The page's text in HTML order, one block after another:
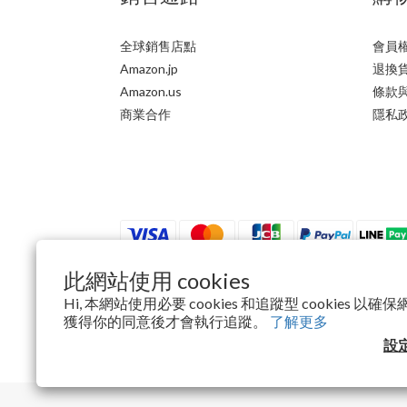
此網站使用 cookies
Hi, 本網站使用必要 cookies 和追蹤型 cookies 以確保
獲得你的同意後才會執行追蹤。 了解更多
設
全球銷售店點
Amazon.jp
Amazon.us
商業合作
會員
退換
條款
隱私
$TWD 繁體中文